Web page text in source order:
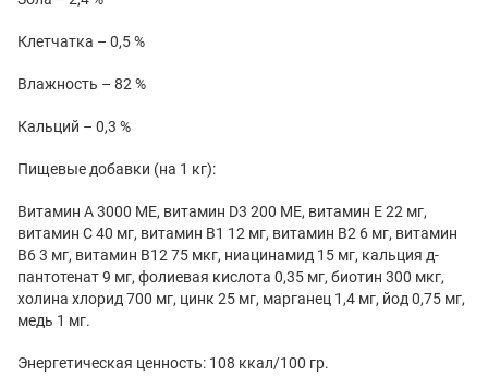
Клетчатка – 0,5 %
Влажность – 82 %
Кальций – 0,3 %
Пищевые добавки (на 1 кг):
Витамин А 3000 МЕ, витамин D3 200 МЕ, витамин E 22 мг,
витамин С 40 мг, витамин В1 12 мг, витамин В2 6 мг, витамин
В6 3 мг, витамин В12 75 мкг, ниацинамид 15 мг, кальция д-
пантотенат 9 мг, фолиевая кислота 0,35 мг, биотин 300 мкг,
холина хлорид 700 мг, цинк 25 мг, марганец 1,4 мг, йод 0,75 мг,
медь 1 мг.
Энергетическая ценность: 108 ккал/100 гр.